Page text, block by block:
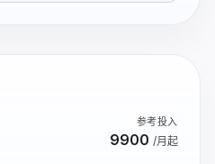
参考投入
9900 /月起